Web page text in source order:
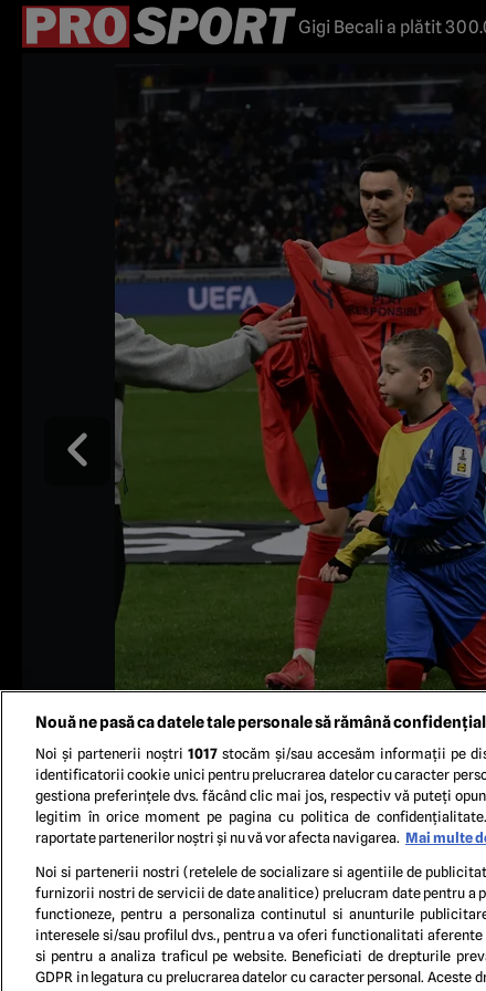
Gigi Becali a plătit
Fotbaliștii ros-albastrii Adrian Gheorghe Șut si Lukas
League, desfasurat pe Groupama
Nouă ne pasă ca datele tale personale să rămână
Noi și partenerii noștri 1017stocăm și/sau accesăm informații pe
identificatorii cookie unici pentru prelucrarea datelor cu caracter
gestiona preferințele dvs. făcând clic mai jos, respectiv vă puteți
legitim în orice moment pe pagina cu politica de
raportate partenerilor noștri și nu vă vor afecta navigarea. Mai multe
Noi si partenerii nostri (retelele de socializare si agentiile de
furnizorii nostri de servicii de date analitice) prelucram date pentru a
functioneze, pentru a personaliza continutul si anunturile
interesele si/sau profilul dvs., pentru a va oferi functionalitati
si pentru a analiza traficul pe website. Beneficiati de drepturile
GDPR in legatura cu prelucrarea datelor cu caracter personal. Aceste